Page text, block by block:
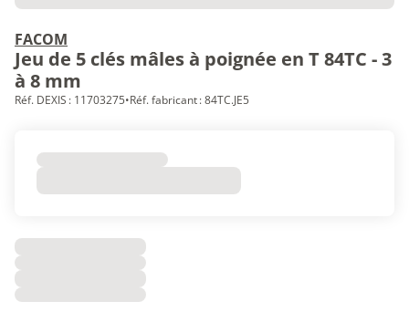
FACOM
Jeu de 5 clés mâles à poignée en T 84TC - 3
à 8 mm
Réf. DEXIS : 11703275•Réf. fabricant : 84TC.JE5